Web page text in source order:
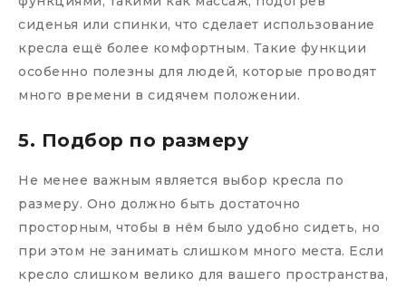
сиденья или спинки, что сделает использование
кресла ещё более комфортным. Такие функции
особенно полезны для людей, которые проводят
много времени в сидячем положении.
5. Подбор по размеру
Не менее важным является выбор кресла по
размеру. Оно должно быть достаточно
просторным, чтобы в нём было удобно сидеть, но
при этом не занимать слишком много места. Если
кресло слишком велико для вашего пространства,